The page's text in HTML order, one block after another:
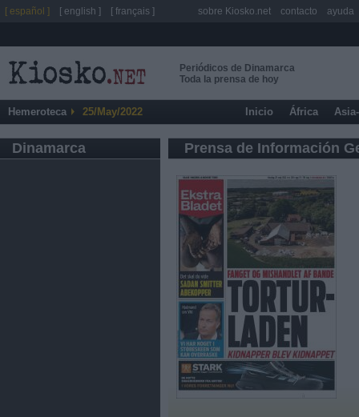
Periódicos de Dinamarca
Toda la prensa de hoy
Hemeroteca 25/May/2022 Inicio África
Dinamarca Prensa de Información
[ español ] [ english ] [ français ] sobre Kiosko.net contacto ayuda